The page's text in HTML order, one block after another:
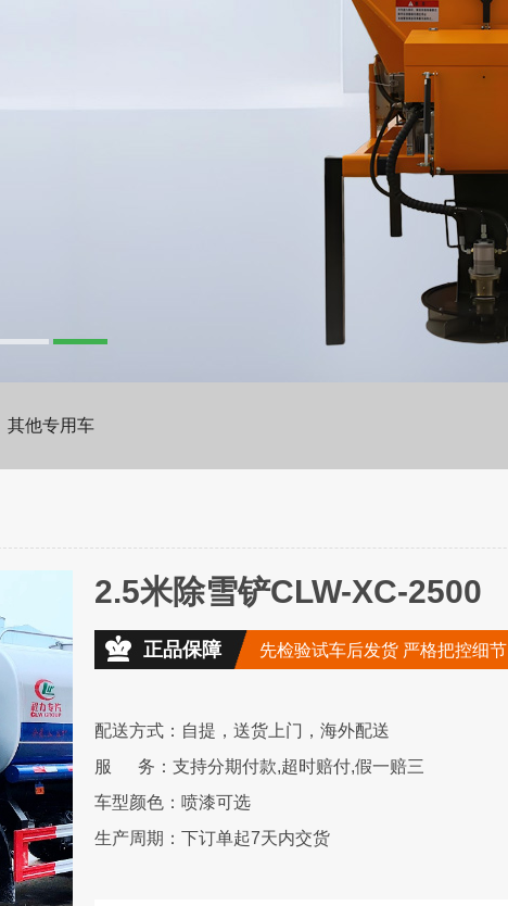
其他专用车
2.5米除雪铲CLW-XC-2500
正品保障 先检验试车后发货 严格把控细节
配送方式：自提，送货上门，海外配送
服 务：支持分期付款,超时赔付,假一赔三
车型颜色：喷漆可选
生产周期：下订单起7天内交货